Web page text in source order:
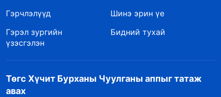
Гэрчлэлүүд
Шинэ эрин үе
Гэрэл зургийн
үзэсгэлэн
Бидний тухай
Төгс Хүчит Бурханы Чуулганы аппыг татаж
авах